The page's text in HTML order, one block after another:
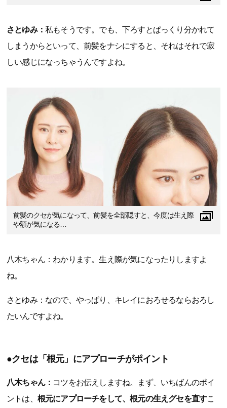
さとゆみ： 私もそうです。でも、下ろすとぱっくり分かれて
しまうからといって、前髪をナシにすると、それはそれで寂
しい感じになっちゃうんですよね。
前髪のクセが気になって、前髪を全部隠すと、今度は生え際
や額が気になる…
八木ちゃん：わかります。生え際が気になったりしますよ
ね。
さとゆみ：なので、やっぱり、キレイにおろせるならおろし
たいんですよね。
●クセは「根元」にアプローチがポイント
八木ちゃん： コツをお伝えしますね。まず、いちばんのポイ
ントは、 根元にアプローチをして、根元の生えグセを直すこ